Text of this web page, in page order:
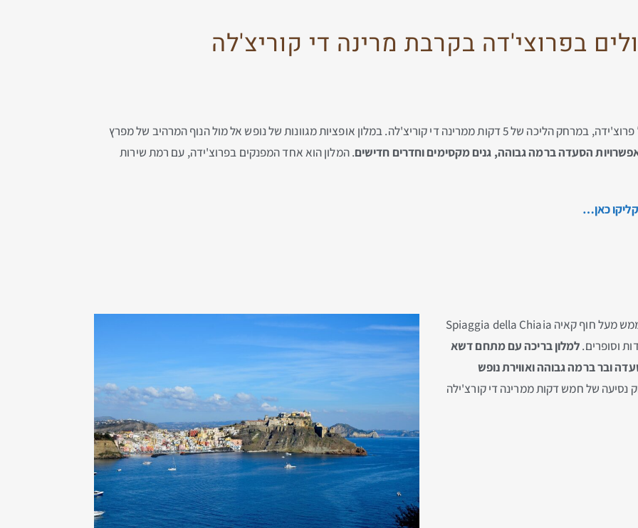
בפרוצי'דה בקרבת מרינה די קוריצ'לה
מלון ארבעה כוכבים נהדר שממוקם בצק המזרחי של פרוצ'ידה, במרחק הליכה של 5 דקות ממרינה די קוריצ'לה. במלון אופציות מגוונות של נופש אל מול הנוף המרהיב של מפרץ
הסעדה ברמה גבוהה, גנים מקסימים וחדרים חדישים. המלון הוא אחד המפנקים בפרוצ'ידה, עם רמת שירות
מלון ארבעה כוכבים מעולה בכפר ל'אולמו L'olmo, ממש מעל חוף קאיה Spiaggia della Chiaia
וסופרים.למלון בריכה עם מתחם דשא
ובר ברמה גבוהה ואווירת נופש
נסיעה של חמש דקות ממרינה די קורצ'ילה